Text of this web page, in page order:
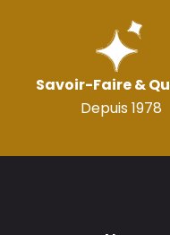
Savoir-Faire &
Depuis 1978